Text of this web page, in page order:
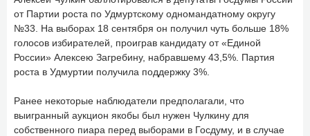
от Партии роста по Удмуртскому одномандатному округу
№33. На выборах 18 сентября он получил чуть больше 18%
голосов избирателей, проиграв кандидату от «Единой
России» Алексею Загребину, набравшему 43,5%. Партия
роста в Удмуртии получила поддержку 3%.
Ранее некоторые наблюдатели предполагали, что
выигранный аукцион якобы был нужен Чулкину для
собственного пиара перед выборами в Госдуму, и в случае